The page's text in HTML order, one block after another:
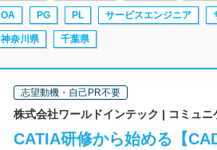
OA PG PL サービスエンジニア
神奈川県 千葉県
志望動機・自己PR不要
株式会社ワールドインテック | コミュ
CATIA研修から始める【